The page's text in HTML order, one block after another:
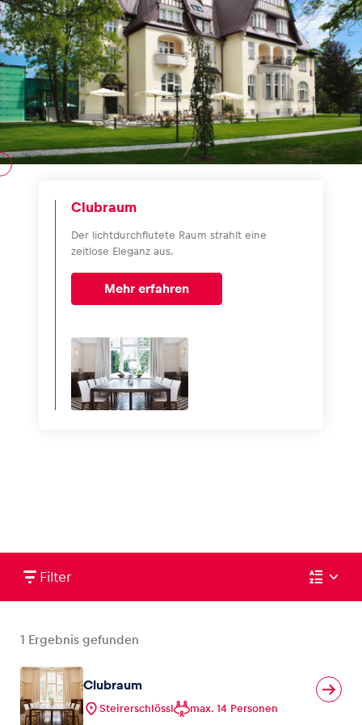
Clubraum
Der lichtdurchflutete Raum strahlt eine
zeitlose Eleganz aus.
Mehr erfahren
Filter
1 Ergebnis gefunden
Clubraum
Steirerschlössl max. 14 Personen